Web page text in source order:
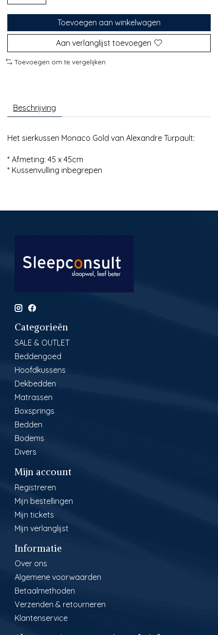
Toevoegen aan winkelwagen
Aan verlanglijst toevoegen
Toevoegen om te vergelijken
Beschrijving
Het sierkussen Monaco Gold van Alexandre Turpault:
* Afmeting: 45 x 45cm
* Kussenvulling inbegrepen
Categorieën
SALE & OUTLET
Beddengoed
Hoofdkussens
Dekbedden
Matrassen
Boxsprings
Bedden
Bodems
Divers
Mijn account
Registreren
Mijn bestellingen
Mijn tickets
Mijn verlanglijst
Informatie
Over ons
Algemene voorwaarden
Betaalmethoden
Verzenden & retourneren
Klantenservice